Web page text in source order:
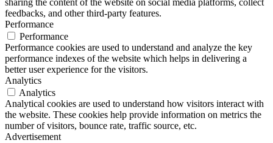
sharing the content of the website on social media platforms, collect
feedbacks, and other third-party features.
Performance
Performance
Performance cookies are used to understand and analyze the key
performance indexes of the website which helps in delivering a
better user experience for the visitors.
Analytics
Analytics
Analytical cookies are used to understand how visitors interact with
the website. These cookies help provide information on metrics the
number of visitors, bounce rate, traffic source, etc.
Advertisement